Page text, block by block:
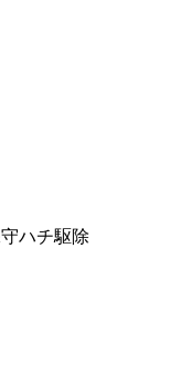
ハチ駆除